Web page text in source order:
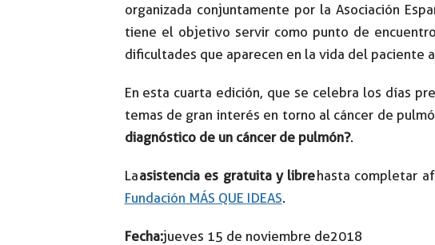
organizada conjuntamente por la Asociación
tiene el objetivo servir como punto de
dificultades que aparecen en la vida del paciente
En esta cuarta edición, que se celebra los días
temas de gran interés en torno al cáncer de
diagnóstico de un cáncer de pulmón?.
Laasistencia es gratuita y librehasta completar
Fundación MÁS QUE IDEAS.
Fecha:jueves 15 de noviembre de 2018